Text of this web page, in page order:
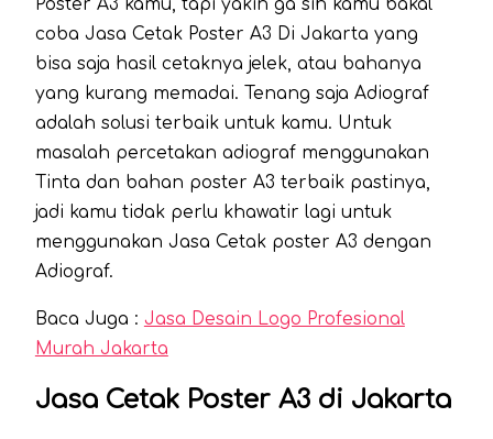
Poster A3 kamu, tapi yakin ga sih kamu bakal
coba Jasa Cetak Poster A3 Di Jakarta yang
bisa saja hasil cetaknya jelek, atau bahanya
yang kurang memadai. Tenang saja Adiograf
adalah solusi terbaik untuk kamu. Untuk
masalah percetakan adiograf menggunakan
Tinta dan bahan poster A3 terbaik pastinya,
jadi kamu tidak perlu khawatir lagi untuk
menggunakan Jasa Cetak poster A3 dengan
Adiograf.
Baca Juga : Jasa Desain Logo Profesional
Murah Jakarta
Jasa Cetak Poster A3 di Jakarta